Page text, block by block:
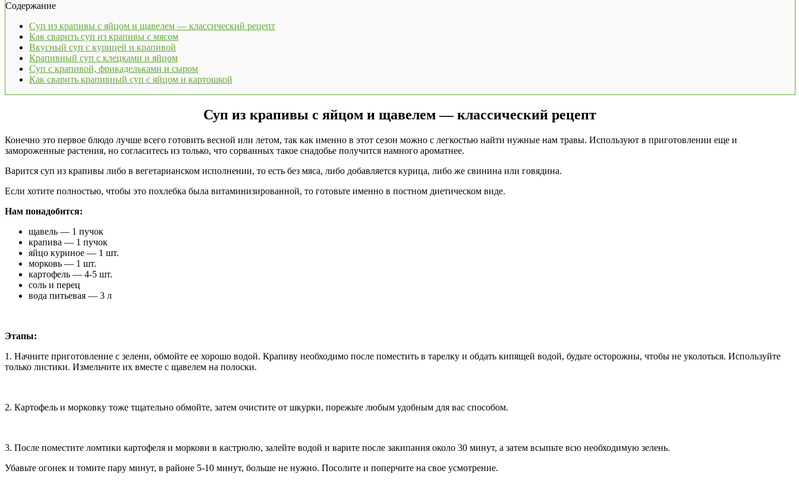
Содержание
Суп из крапивы с яйцом и щавелем — классический рецепт
Как сварить суп из крапивы с мясом
Вкусный суп с курицей и крапивой
Крапивный суп с клецками и яйцом
Суп с крапивой, фрикадельками и сыром
Как сварить крапивный суп с яйцом и картошкой
Суп из крапивы с яйцом и щавелем — классический рецепт
Конечно это первое блюдо лучше всего готовить весной или летом, так как именно в этот сезон можно с легкостью найти нужные нам травы. Используют в приготовлении еще и
замороженные растения, но согласитесь из только, что сорванных такое снадобье получится намного ароматнее.
Варится суп из крапивы либо в вегетарианском исполнении, то есть без мяса, либо добавляется курица, либо же свинина или говядина.
Если хотите полностью, чтобы это похлебка была витаминизированной, то готовьте именно в постном диетическом виде.
Нам понадобится:
щавель — 1 пучок
крапива — 1 пучок
яйцо куриное — 1 шт.
морковь — 1 шт.
картофель — 4-5 шт.
соль и перец
вода питьевая — 3 л
Этапы:
1. Начните приготовление с зелени, обмойте ее хорошо водой. Крапиву необходимо после поместить в тарелку и обдать кипящей водой, будьте осторожны, чтобы не уколоться. Используйте
только листики. Измельчите их вместе с щавелем на полоски.
2. Картофель и морковку тоже тщательно обмойте, затем очистите от шкурки, порежьте любым удобным для вас способом.
3. После поместите ломтики картофеля и моркови в кастрюлю, залейте водой и варите после закипания около 30 минут, а затем всыпьте всю необходимую зелень.
Убавьте огонек и томите пару минут, в районе 5-10 минут, больше не нужно. Посолите и поперчите на свое усмотрение.